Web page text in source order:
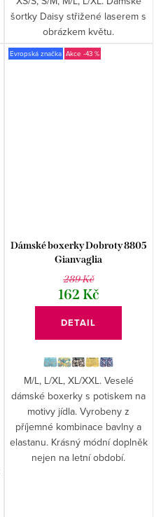
šortky Daisy střižené laserem s
obrázkem květu.
Evropská značka -43 %
Dámské boxerky Dobroty 8805
Gianvaglia
289 Kč
162 Kč
DETAIL
M/L, L/XL, XL/XXL. Veselé
dámské boxerky s potiskem na
motivy jídla. Vyrobeny z
příjemné kombinace bavlny a
elastanu. Krásný módní doplněk
nejen na letní období.